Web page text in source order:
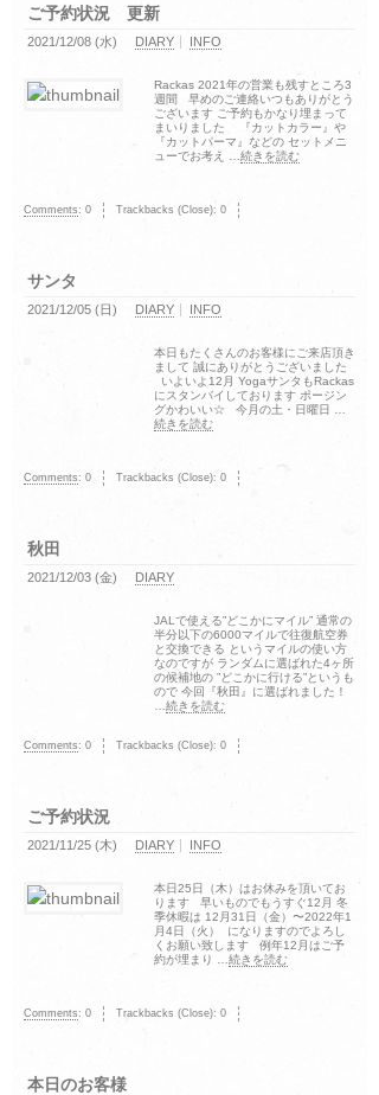
ご予約状況 更新
2021/12/08 (水) DIARY INFO
Rackas 2021年の営業も残すところ3
週間 早めのご連絡いつもありがとう
ございます ご予約もかなり埋まって
まいりました 『カットカラー』や
『カットパーマ』などの セットメニ
ューでお考え … 続きを読む
Comments: 0 Trackbacks (Close): 0
サンタ
2021/12/05 (日) DIARY INFO
本日もたくさんのお客様にご来店頂き
まして 誠にありがとうございました
いよいよ12月 YogaサンタもRackas
にスタンバイしております ポージン
グかわいい☆ 今月の土・日曜日 …
続きを読む
Comments: 0 Trackbacks (Close): 0
秋田
2021/12/03 (金) DIARY
JALで使える”どこかにマイル” 通常の
半分以下の6000マイルで往復航空券
と交換できる というマイルの使い方
なのですが ランダムに選ばれた4ヶ所
の候補地の ”どこかに行ける”というも
ので 今回『秋田』に選ばれました！
続きを読む
Comments: 0 Trackbacks (Close): 0
ご予約状況
2021/11/25 (木) DIARY INFO
本日25日（木）はお休みを頂いてお
ります 早いものでもうすぐ12月 冬
季休暇は 12月31日（金）〜2022年1
月4日（火） になりますのでよろし
くお願い致します 例年12月はご予
約が埋まり … 続きを読む
Comments: 0 Trackbacks (Close): 0
本日のお客様